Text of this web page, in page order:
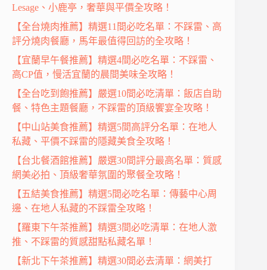
Lesage、小鹿亭，奢華與平價全攻略！
【全台燒肉推薦】精選11間必吃名單：不踩雷、高
評分燒肉餐廳，馬年最值得回訪的全攻略！
【宜蘭早午餐推薦】精選4間必吃名單：不踩雷、
高CP值，慢活宜蘭的晨間美味全攻略！
【全台吃到飽推薦】嚴選10間必吃清單：飯店自助
餐、特色主題餐廳，不踩雷的頂級饗宴全攻略！
【中山站美食推薦】精選5間高評分名單：在地人
私藏、平價不踩雷的隱藏美食全攻略！
【台北餐酒館推薦】嚴選30間評分最高名單：質感
網美必拍、頂級奢華氛圍的聚餐全攻略！
【五結美食推薦】精選5間必吃名單：傳藝中心周
邊、在地人私藏的不踩雷全攻略！
【羅東下午茶推薦】精選3間必吃清單：在地人激
推、不踩雷的質感甜點私藏名單！
【新北下午茶推薦】精選30間必去清單：網美打